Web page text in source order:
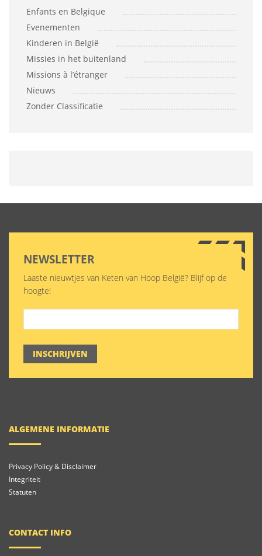
Enfants en Belgique
Evenementen
Kinderen in België
Missies in het buitenland
Missions à l’étranger
Nieuws
Zonder Classificatie
NEWSLETTER
Laaste nieuwtjes van Keten van Hoop België? Blijf op de
hoogte!
INSCHRIJVEN
ALGEMENE INFORMATIE
Privacy Policy & Disclaimer
Integriteit
Statuten
CONTACT INFO